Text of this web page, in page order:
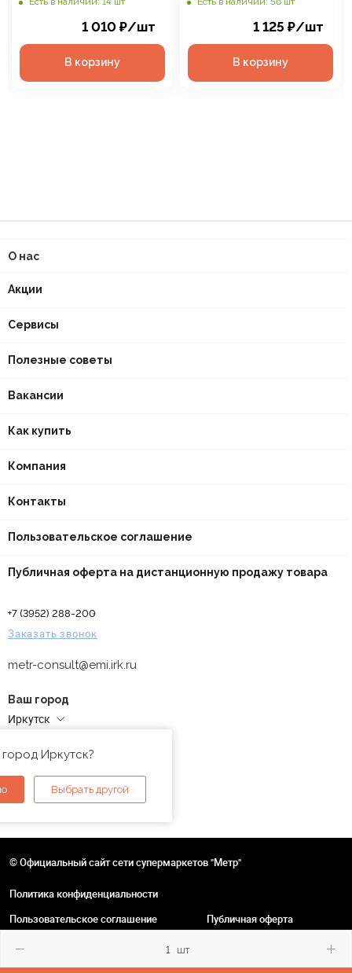
шт
1 010 ₽/шт
В корзину
1 125 ₽/шт
В корзину
О нас
Акции
Сервисы
Полезные советы
Вакансии
Как купить
Компания
Контакты
Пользовательское соглашение
Публичная оферта на дистанционную продажу товара
+7 (3952) 288-200
Заказать звонок
metr-consult@emi.irk.ru
Ваш город
Иркутск
Иркутск?
Выбрать другой
© Официальный сайт сети супермаркетов "Метр"
Политика конфиденциальности
Пользовательское соглашение
Публичная оферта